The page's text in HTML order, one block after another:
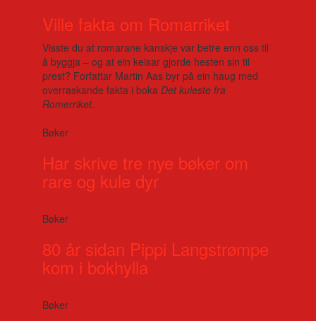
Ville fakta om Romarriket
Visste du at romarane kanskje var betre enn oss til
å byggja – og at ein keisar gjorde hesten sin til
prest? Forfattar Martin Aas byr på ein haug med
overraskande fakta i boka Det kuleste fra
Romerriket.
Bøker
Har skrive tre nye bøker om
rare og kule dyr
Bøker
80 år sidan Pippi Langstrømpe
kom i bokhylla
Bøker